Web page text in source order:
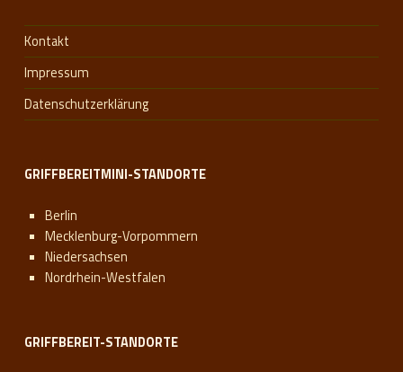
Kontakt
Impressum
Datenschutzerklärung
GRIFFBEREITMINI-STANDORTE
Berlin
Mecklenburg-Vorpommern
Niedersachsen
Nordrhein-Westfalen
GRIFFBEREIT-STANDORTE